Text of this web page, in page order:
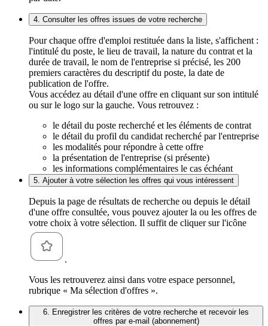
4. Consulter les offres issues de votre recherche
Pour chaque offre d'emploi restituée dans la liste, s'affichent :
l'intitulé du poste, le lieu de travail, la nature du contrat et la
durée de travail, le nom de l'entreprise si précisé, les 200
premiers caractères du descriptif du poste, la date de
publication de l'offre.
Vous accédez au détail d'une offre en cliquant sur son intitulé
ou sur le logo sur la gauche. Vous retrouvez :
le détail du poste recherché et les éléments de contrat
le détail du profil du candidat recherché par l'entreprise
les modalités pour répondre à cette offre
la présentation de l'entreprise (si présente)
les informations complémentaires le cas échéant
5. Ajouter à votre sélection les offres qui vous intéressent
Depuis la page de résultats de recherche ou depuis le détail
d'une offre consultée, vous pouvez ajouter la ou les offres de
votre choix à votre sélection. Il suffit de cliquer sur l'icône
.
Vous les retrouverez ainsi dans votre espace personnel,
rubrique « Ma sélection d'offres ».
6. Enregistrer les critères de votre recherche et recevoir les
offres par e-mail (abonnement)